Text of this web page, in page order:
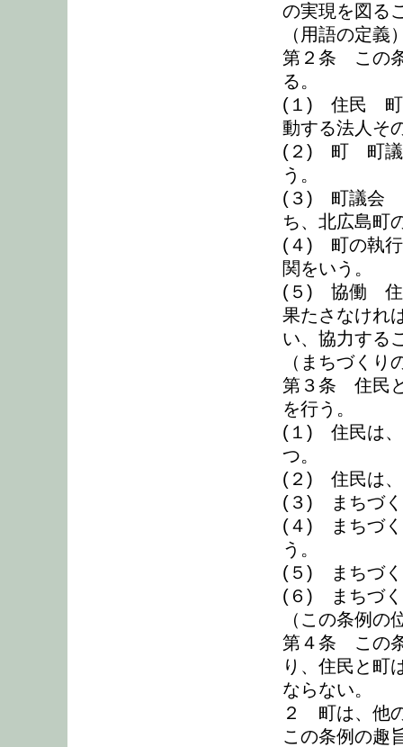
の実現を図る
（用語の定義
第２条 この
る。
(１) 住民 町
動する法人そ
(２) 町 町議
う。
(３) 町議会
ち、北広島町
(４) 町の執行
関をいう。
(５) 協働 住
果たさなけれ
い、協力する
（まちづくり
第３条 住民
を行う。
(１) 住民は、
つ。
(２) 住民は、
(３) まちづく
(４) まちづく
う。
(５) まちづく
(６) まちづく
（この条例の
第４条 この
り、住民と町
ならない。
２ 町は、他
この条例の趣